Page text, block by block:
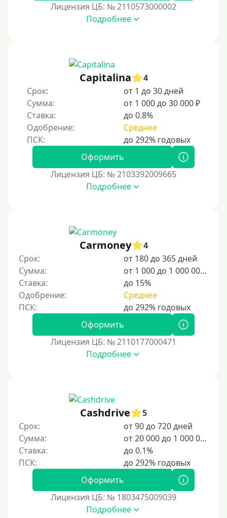
Лицензия ЦБ: № 2110573000002
Подробнее
Capitalina
4
Срок:
от 1 до 30 дней
Сумма:
от 1 000 до 30 000 ₽
Ставка:
до 0.8%
Одобрение:
Среднее
Оформить
Лицензия ЦБ: № 2103392009665
Подробнее
Carmoney
4
Срок:
от 180 до 365 дней
Сумма:
от 1 000 до 1 000 000 ₽
Ставка:
до 15%
Одобрение:
Среднее
Оформить
Лицензия ЦБ: № 2110177000471
Подробнее
Cashdrive
5
Срок:
от 90 до 720 дней
Сумма:
от 20 000 до 1 000 000 ₽
Ставка:
до 0.1%
Оформить
Лицензия ЦБ: № 1803475009039
Подробнее